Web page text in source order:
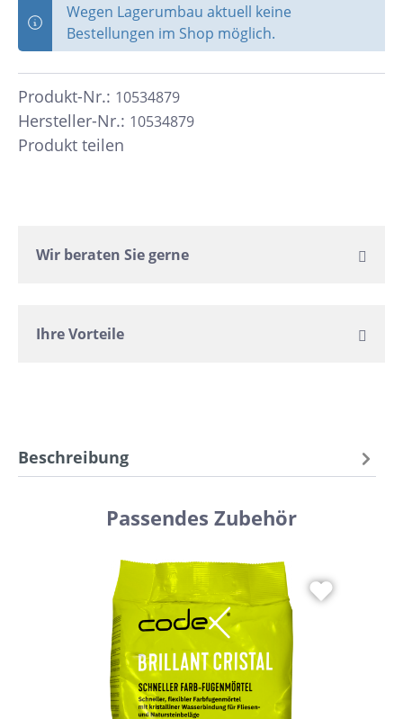
Wegen Lagerumbau aktuell keine
Bestellungen im Shop möglich.
Hersteller-Nr.: 10534879
Produkt-Nr.: 10534879
Produkt teilen
Wir beraten Sie gerne
Ihre Vorteile
Beschreibung
Passendes Zubehör